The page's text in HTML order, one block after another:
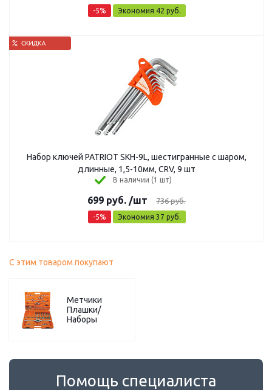
-5% Экономия 42 руб.
Набор ключей PATRIOT SKH-9L, шестигранные с шаром,
длинные, 1,5-10мм, CRV, 9 шт
В наличии (1 шт)
699 руб. /шт 736руб.
-5% Экономия 37 руб.
С этим товаром покупают
Метчики
Плашки/
Наборы
Помощь специалиста